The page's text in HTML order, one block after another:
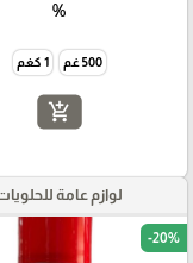
%
500 غم 1 كغم
add_shopping_cart
لوازم عامة
-20%